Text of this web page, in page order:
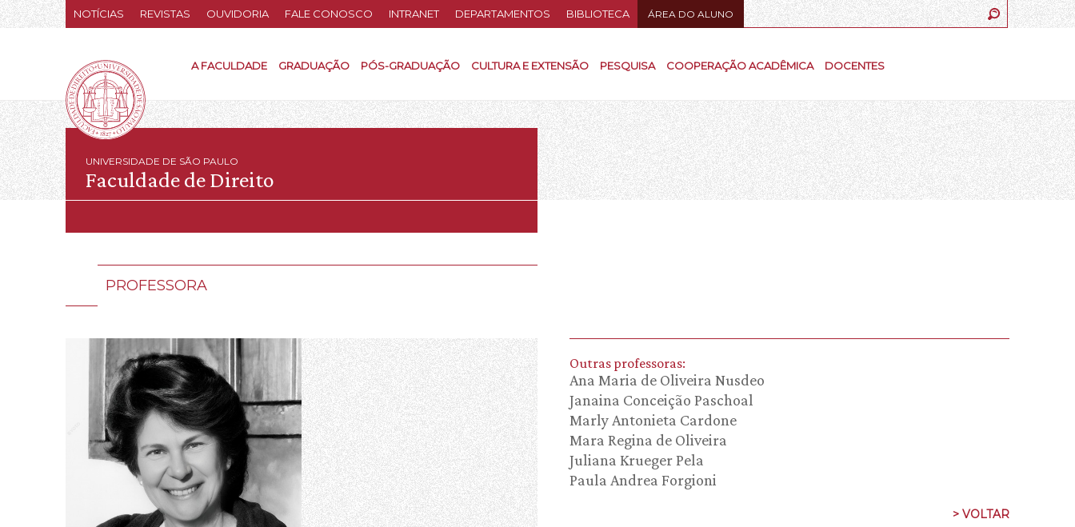
NOTÍCIAS REVISTAS OUVIDORIA FALE CONOSCO INTRANET DEPARTAMENTOS BIBLIOTECA ÁREA DO ALUNO
A FACULDADE GRADUAÇÃO PÓS-GRADUAÇÃO CULTURA E EXTENSÃO PESQUISA COOPERAÇÃO ACADÊMICA DOCENTES
UNIVERSIDADE DE SÃO PAULO
Faculdade de Direito
PROFESSORA
Outras professoras:
Ana Maria de Oliveira Nusdeo
Janaina Conceição Paschoal
Marly Antonieta Cardone
Mara Regina de Oliveira
Juliana Krueger Pela
Paula Andrea Forgioni
> VOLTAR